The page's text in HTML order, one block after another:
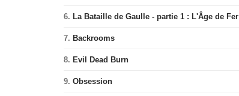
6. La Bataille de Gaulle - partie 1 : L'Âge de Fer
7. Backrooms
8. Evil Dead Burn
9. Obsession